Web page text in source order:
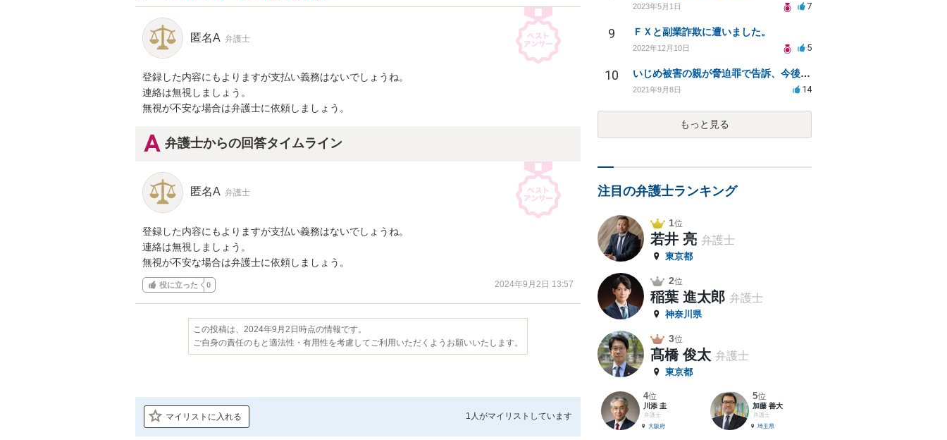
匿名A 弁護士
登録した内容にもよりますが支払い義務はないでしょうね。
連絡は無視しましょう。
無視が不安な場合は弁護士に依頼しましょう。
弁護士からの回答タイムライン
匿名A 弁護士
登録した内容にもよりますが支払い義務はないでしょうね。
連絡は無視しましょう。
無視が不安な場合は弁護士に依頼しましょう。
役に立った 0 2024年9月2日 13:57
この投稿は、2024年9月2日時点の情報です。
ご自身の責任のもと適法性・有用性を考慮してご利用いただくようお願いいたします。
マイリストに入れる 1人がマイリストしています
2023年5月1日 7
9 ＦＸと副業詐欺に遭いました。
2022年12月10日 5
10 いじめ被害の親が脅迫罪で告訴、今後の法的リスクは？
2021年9月8日 14
もっと見る
注目の弁護士ランキング
1位
若井 亮 弁護士
東京都
2位
稲葉 進太郎 弁護士
神奈川県
3位
髙橋 俊太 弁護士
東京都
4位
川添 圭
弁護士
大阪府
5位
加藤 善大
弁護士
埼玉県